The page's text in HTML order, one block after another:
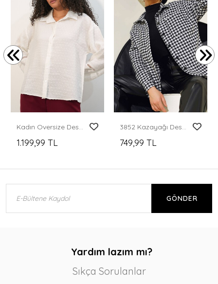
Kadın Oversize Desenli Gömlek 20379 - Beyaz
1.199,99 TL
3852 Kazayağı Desen Gömlek - Siyah
749,99 TL
GÖNDER
Yardım lazım mı?
Sıkça Sorulanlar